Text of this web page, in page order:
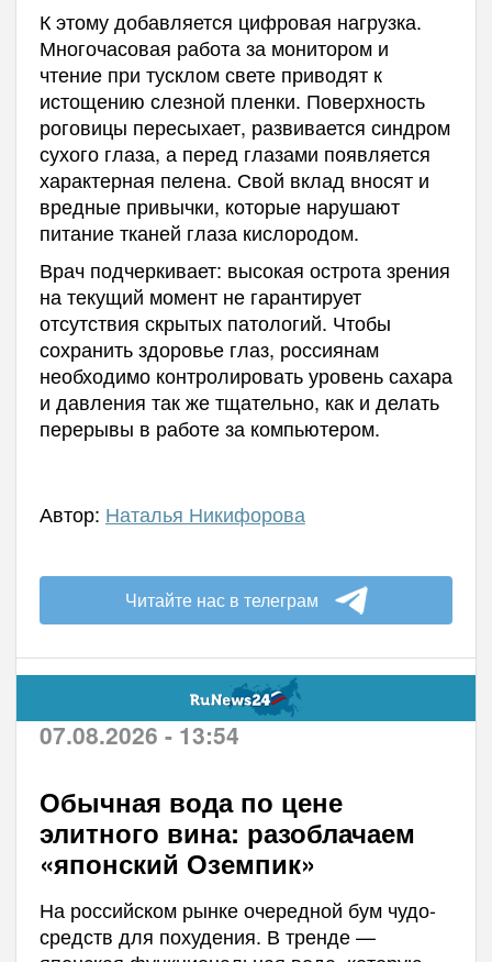
К этому добавляется цифровая нагрузка.
Многочасовая работа за монитором и
чтение при тусклом свете приводят к
истощению слезной пленки. Поверхность
роговицы пересыхает, развивается синдром
сухого глаза, а перед глазами появляется
характерная пелена. Свой вклад вносят и
вредные привычки, которые нарушают
питание тканей глаза кислородом.
Врач подчеркивает: высокая острота зрения
на текущий момент не гарантирует
отсутствия скрытых патологий. Чтобы
сохранить здоровье глаз, россиянам
необходимо контролировать уровень сахара
и давления так же тщательно, как и делать
перерывы в работе за компьютером.
Автор: Наталья Никифорова
Читайте нас в телеграм
07.08.2026 - 13:54
Обычная вода по цене
элитного вина: разоблачаем
«японский Оземпик»
На российском рынке очередной бум чудо-
средств для похудения. В тренде —